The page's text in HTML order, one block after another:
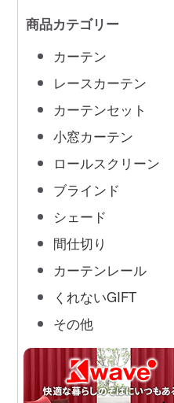
商品カテゴリー
カーテン
レースカーテン
カーテンセット
小窓カーテン
ロールスクリーン
ブラインド
シェード
間仕切り
カーテンレール
くれないGIFT
その他